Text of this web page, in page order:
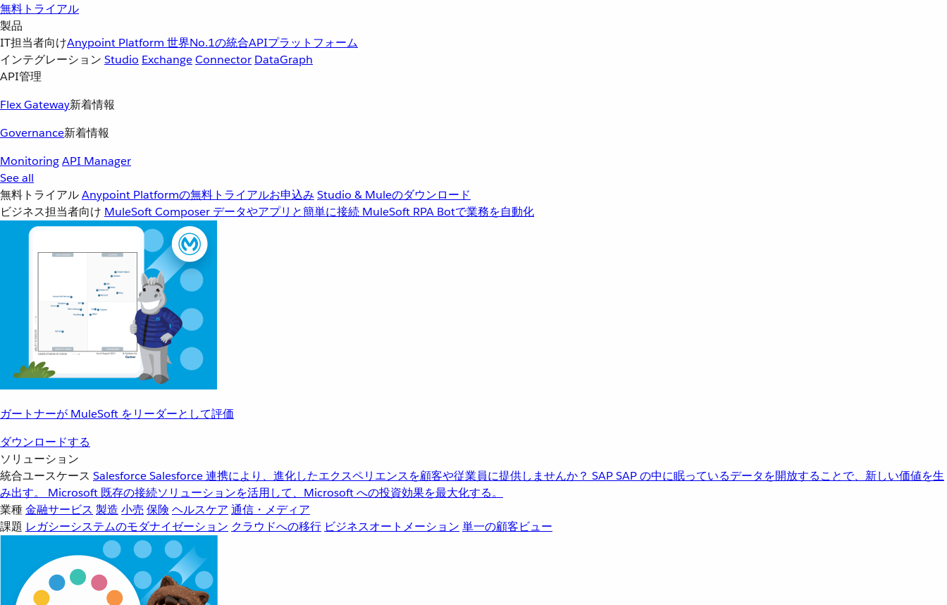
無料トライアル
製品
IT担当者向けAnypoint Platform 世界No.1の統合APIプラットフォーム
インテグレーション Studio ExchangeConnector DataGraph
API管理
Flex Gateway新着情報
Governance新着情報
MonitoringAPI Manager
See all
無料トライアルAnypoint Platformの無料トライアルお申込み Studio & Muleのダウンロード
ビジネス担当者向け MuleSoft Composer データやアプリと簡単に接続 MuleSoft RPA Botで業務を自動化
ガートナーが MuleSoft をリーダーとして評価
ダウンロードする
ソリューション
統合ユースケース SalesforceSalesforce 連携により、進化したエクスペリエンスを顧客や従業員に提供しませんか？ SAPSAP の中に眠っているデータを開放することで、新しい価値を生
み出す。
Microsoft 既存の接続ソリューションを活用して、Microsoft への投資効果を最大化する。
業種金融サービス 製造 小売 保険 ヘルスケア 通信・メディア
課題 レガシーシステムのモダナイゼーション クラウドへの移行 ビジネスオートメーション 単一の顧客ビュー